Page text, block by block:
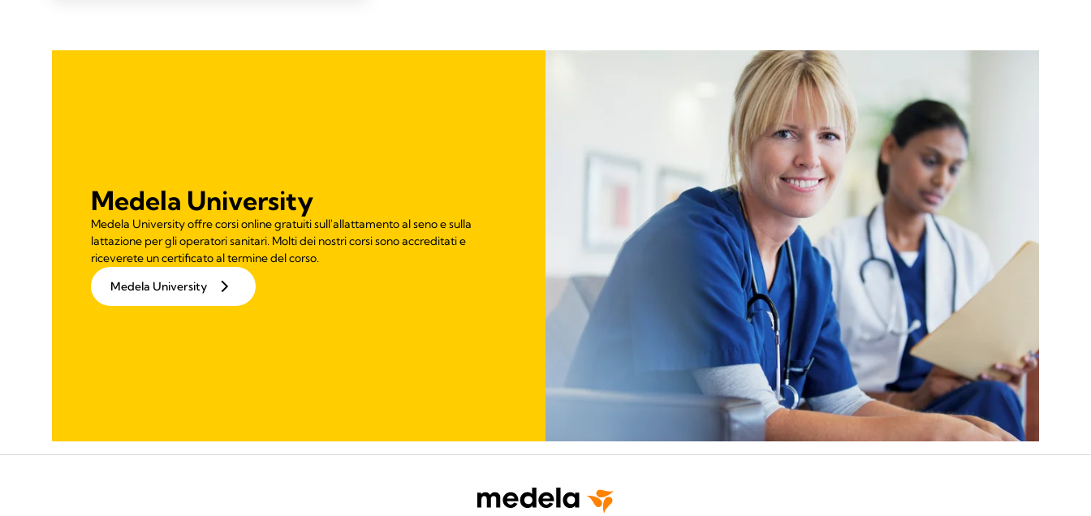
Medela University
Medela University offre corsi online gratuiti sull'allattamento al seno e sulla
lattazione per gli operatori sanitari. Molti dei nostri corsi sono accreditati e
riceverete un certificato al termine del corso.
Medela University